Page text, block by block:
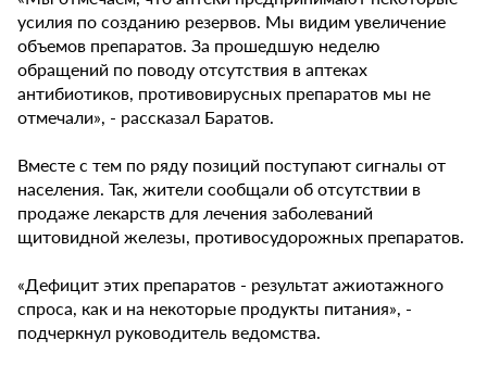
усилия по созданию резервов. Мы видим увеличение
объемов препаратов. За прошедшую неделю
обращений по поводу отсутствия в аптеках
антибиотиков, противовирусных препаратов мы не
отмечали», - рассказал Баратов.
Вместе с тем по ряду позиций поступают сигналы от
населения. Так, жители сообщали об отсутствии в
продаже лекарств для лечения заболеваний
щитовидной железы, противосудорожных препаратов.
«Дефицит этих препаратов - результат ажиотажного
спроса, как и на некоторые продукты питания», -
подчеркнул руководитель ведомства.